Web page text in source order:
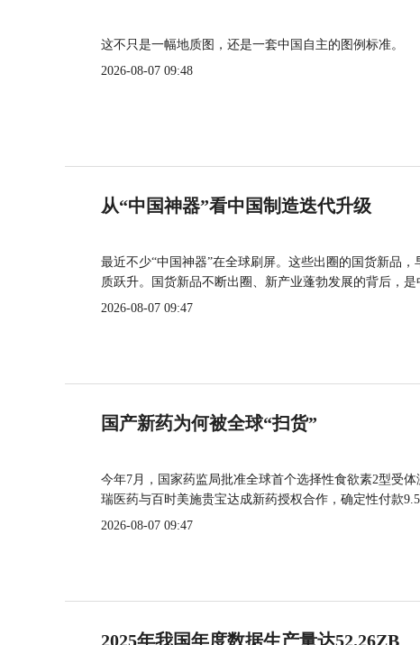
这不只是一幅地质图，还是一套中国自主的图例标准。
2026-08-07 09:48
从“中国神器”看中国制造迭代升级
最近不少“中国神器”在全球刷屏。这些出圈的国货新品
质跃升。国货新品不断出圈、新产业蓬勃发展的背后，是
2026-08-07 09:47
国产新药为何被全球“扫货”
今年7月，国家药监局批准全球首个选择性食欲素2型受
瑞医药与百时美施贵宝达成新药授权合作，确定性付款
2026-08-07 09:47
2025年我国年度数据生产量达52.26ZB